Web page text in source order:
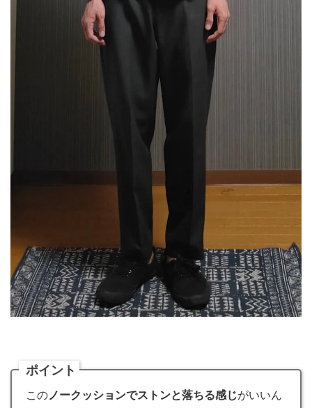
ポイント
このノークッションでストンと落ちる感じがいいん